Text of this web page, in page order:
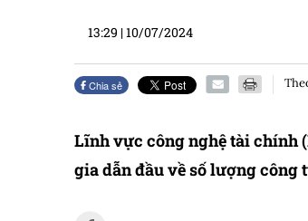
13:29 |10/07/2024
Chia sẻ
Lĩnh vực công nghệ tài chính
gia dẫn đầu về số lượng công